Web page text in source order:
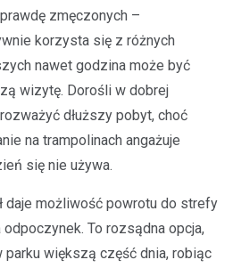
zmęczonych –
korzysta się z różnych
nawet godzina może być
wizytę. Dorośli w dobrej
dłuższy pobyt, choć
na trampolinach angażuje
się nie używa.
daje możliwość powrotu do strefy
To rozsądna opcja,
większą część dnia, robiąc